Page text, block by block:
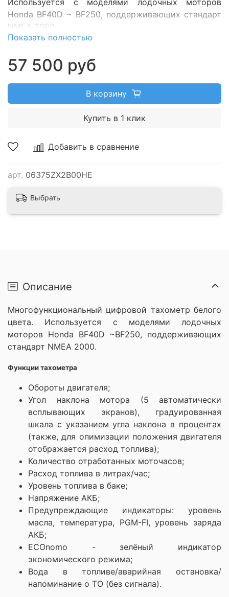
Добавить в сравнение
арт. 06375ZX2B00HE
Используется с моделями лодочных моторов
Honda BF40D ~ BF250, поддерживающих стандарт
NMEA 2000.
Показать полностью
57 500 руб
В корзину
Купить в 1 клик
Выбрать
Описание
Многофункциональный цифровой тахометр белого
цвета. Используется с моделями лодочных
моторов Honda BF40D ~BF250, поддерживающих
стандарт NMEA 2000.
Функции тахометра
Обороты двигателя;
Угол наклона мотора (5 автоматически
всплывающих экранов), градуированная
шкала с указанием угла наклона в процентах
(также, для опимизации положения двигателя
отображается расход топлива);
Количество отработанных моточасов;
Расход топлива в литрах/час;
Уровень топлива в баке;
Напряжение АКБ;
Предупреждающие индикаторы: уровень
масла, температура, PGM-FI, уровень заряда
АКБ;
ECOnomo - зелёный индикатор
экономического режима;
Вода в топливе/аварийная остановка/
напоминание о ТО (без сигнала).